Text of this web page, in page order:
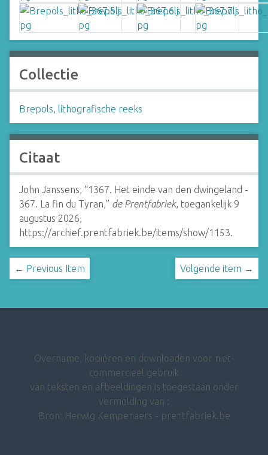
Collectie
Brepols, lithografische reeks
Citaat
John Janssens, “1367. Het einde van den dwingeland -
367. La fin du Tyran,” de Prentfabriek, toegankelijk 9
augustus 2026,
https://archief.prentfabriek.be/items/show/1153.
← Previous Item Volgende item →
Overname, kopiëren en downloaden voor niet-
commercieel gebruik
van teksten en afbeeldingen is toegestaan onder
vermelding van :
Bron: Herwig Kempenaers - prentfabriek.be